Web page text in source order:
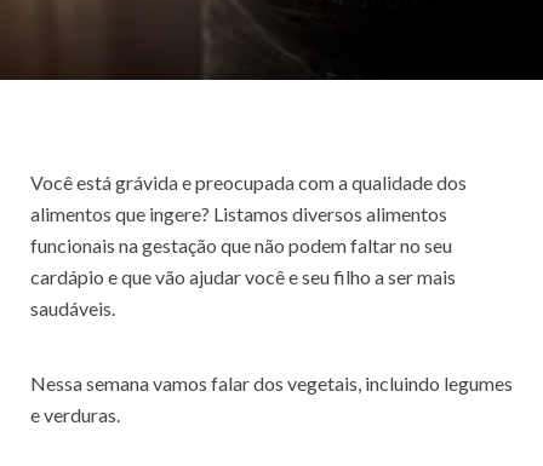
Você está grávida e preocupada com a qualidade dos
alimentos que ingere? Listamos diversos alimentos
funcionais na gestação que não podem faltar no seu
cardápio e que vão ajudar você e seu filho a ser mais
saudáveis.
Nessa semana vamos falar dos vegetais, incluindo legumes
e verduras.